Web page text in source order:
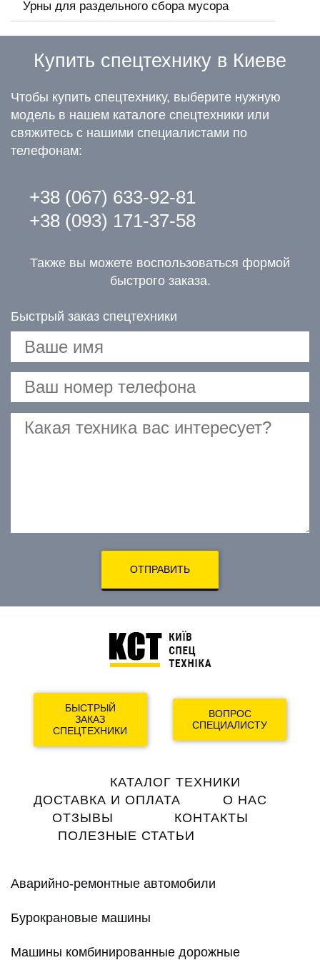
Урны для раздельного сбора мусора
Купить спецтехнику в Киеве
Чтобы купить спецтехнику, выберите нужную
модель в нашем каталоге спецтехники или
свяжитесь с нашими специалистами по
телефонам:
+38 (067) 633-92-81
+38 (093) 171-37-58
Также вы можете воспользоваться формой
быстрого заказа.
Быстрый заказ спецтехники
ОТПРАВИТЬ
БЫСТРЫЙ
ЗАКАЗ
СПЕЦТЕХНИКИ
ВОПРОС
СПЕЦИАЛИСТУ
navigation
КАТАЛОГ ТЕХНИКИ
ДОСТАВКА И ОПЛАТА
О НАС
ОТЗЫВЫ
КОНТАКТЫ
ПОЛЕЗНЫЕ СТАТЬИ
Аварийно-ремонтные автомобили
Бурокрановые машины
Машины комбинированные дорожные